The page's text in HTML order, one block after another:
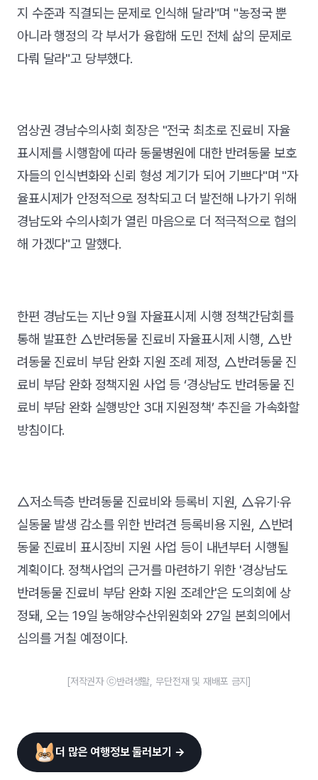
지 수준과 직결되는 문제로 인식해 달라"며 "농정국 뿐
아니라 행정의 각 부서가 융합해 도민 전체 삶의 문제로
다뤄 달라"고 당부했다.
엄상권 경남수의사회 회장은 "전국 최초로 진료비 자율
표시제를 시행함에 따라 동물병원에 대한 반려동물 보호
자들의 인식변화와 신뢰 형성 계기가 되어 기쁘다"며 "자
율표시제가 안정적으로 정착되고 더 발전해 나가기 위해
경남도와 수의사회가 열린 마음으로 더 적극적으로 협의
해 가겠다"고 말했다.
한편 경남도는 지난 9월 자율표시제 시행 정책간담회를
통해 발표한 △반려동물 진료비 자율표시제 시행, △반
려동물 진료비 부담 완화 지원 조례 제정, △반려동물 진
료비 부담 완화 정책지원 사업 등 ‘경상남도 반려동물 진
료비 부담 완화 실행방안 3대 지원정책’ 추진을 가속화할
방침이다.
△저소득층 반려동물 진료비와 등록비 지원, △유기·유
실동물 발생 감소를 위한 반려견 등록비용 지원, △반려
동물 진료비 표시장비 지원 사업 등이 내년부터 시행될
계획이다. 정책사업의 근거를 마련하기 위한 '경상남도
반려동물 진료비 부담 완화 지원 조례안'은 도의회에 상
정돼, 오는 19일 농해양수산위원회와 27일 본회의에서
심의를 거칠 예정이다.
[저작권자 ⓒ반려생활, 무단전재 및 재배포 금지]
더 많은 여행정보 둘러보기 →